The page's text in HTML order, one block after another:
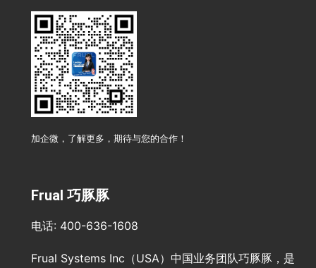
加企微，了解更多，期待与您的合作！
Frual 巧豚豚
电话: 400-636-1608
Frual Systems Inc（USA）中国业务团队巧豚豚，是